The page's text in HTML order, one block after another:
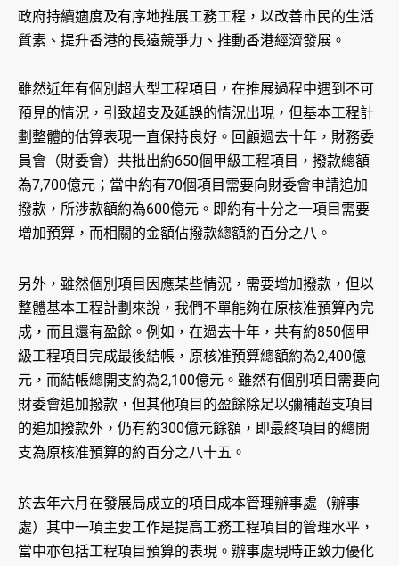
政府持續適度及有序地推展工務工程，以改善市民的生活
質素、提升香港的長遠競爭力、推動香港經濟發展。
雖然近年有個別超大型工程項目，在推展過程中遇到不可
預見的情況，引致超支及延誤的情況出現，但基本工程計
劃整體的估算表現一直保持良好。回顧過去十年，財務委
員會（財委會）共批出約650個甲級工程項目，撥款總額
為7,700億元；當中約有70個項目需要向財委會申請追加
撥款，所涉款額約為600億元。即約有十分之一項目需要
增加預算，而相關的金額佔撥款總額約百分之八。
另外，雖然個別項目因應某些情況，需要增加撥款，但以
整體基本工程計劃來說，我們不單能夠在原核准預算內完
成，而且還有盈餘。例如，在過去十年，共有約850個甲
級工程項目完成最後結帳，原核准預算總額約為2,400億
元，而結帳總開支約為2,100億元。雖然有個別項目需要向
財委會追加撥款，但其他項目的盈餘除足以彌補超支項目
的追加撥款外，仍有約300億元餘額，即最終項目的總開
支為原核准預算的約百分之八十五。
於去年六月在發展局成立的項目成本管理辦事處（辦事
處）其中一項主要工作是提高工務工程項目的管理水平，
當中亦包括工程項目預算的表現。辦事處現時正致力優化